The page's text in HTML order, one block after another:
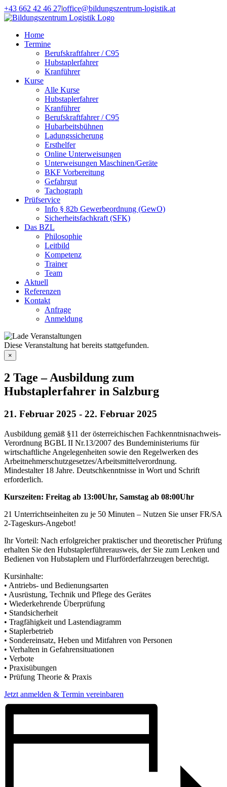
Zum
Inhalt
+43 662 42 46 27|office@bildungszentrum-logistik.at
Facebook
E-
Home
Termine
Berufskraftfahrer / C95
Hubstaplerfahrer
Kranführer
Kurse
Alle Kurse
Hubstaplerfahrer
Kranführer
Berufskraftfahrer / C95
Hubarbeitsbühnen
Ladungssicherung
Ersthelfer
Online Unterweisungen
Unterweisungen Maschinen/Geräte
BKF Vorbereitung
Gefahrgut
Tachograph
Prüfservice
Info § 82b Gewerbeordnung (GewO)
Sicherheitsfachkraft (SFK)
Das BZL
Philosophie
Leitbild
Kompetenz
Trainer
Team
Aktuell
Referenzen
Kontakt
Anfrage
Anmeldung
Diese Veranstaltung hat bereits stattgefunden.
×
2 Tage – Ausbildung zum
Hubstaplerfahrer in Salzburg
21. Februar 2025 - 22. Februar 2025
Ausbildung gemäß §11 der österreichischen Fachkenntnisnachweis-
Verordnung BGBL II Nr.13/2007 des Bundeministeriums für
wirtschaftliche Angelegenheiten sowie den Regelwerken des
Arbeitnehmerschutzgesetzes/Arbeitsmittelverordnung.
Mindestalter 18 Jahre. Deutschkenntnisse in Wort und Schrift
erforderlich.
Kurszeiten: Freitag ab 13:00Uhr, Samstag ab 08:00Uhr
21 Unterrichtseinheiten zu je 50 Minuten – Nutzen Sie unser FR/SA
2-Tageskurs-Angebot!
Ihr Vorteil: Nach erfolgreicher praktischer und theoretischer Prüfung
erhalten Sie den Hubstaplerführerausweis, der Sie zum Lenken und
Bedienen von Hubstaplern und Flurförderfahrzeugen berechtigt.
Kursinhalte:
• Antriebs- und Bedienungsarten
• Ausrüstung, Technik und Pflege des Gerätes
• Wiederkehrende Überprüfung
• Standsicherheit
• Tragfähigkeit und Lastendiagramm
• Staplerbetrieb
• Sondereinsatz, Heben und Mitfahren von Personen
• Verhalten in Gefahrensituationen
• Verbote
• Praxisübungen
• Prüfung Theorie & Praxis
Jetzt anmelden & Termin vereinbaren